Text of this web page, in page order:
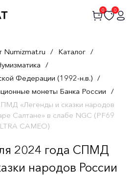
0 0
Numizmat.ru / Каталог /
/
Федерации (1992-н.в.) /
монеты Банка России /
«Легенды и сказки народов
Салтане» в слабе NGC (PF69
CAMEO)
2024 года СПМД
народов России